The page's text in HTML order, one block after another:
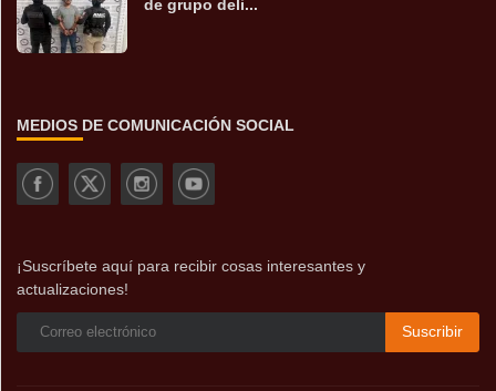
de grupo deli...
MEDIOS DE COMUNICACIÓN SOCIAL
¡Suscríbete aquí para recibir cosas interesantes y
actualizaciones!
Suscribir